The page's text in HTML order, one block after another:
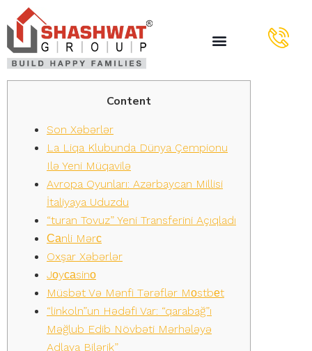
Content
Son Xəbərlər
La Liqa Klubunda Dünya Çempionu
Ilə Yeni Müqavilə
Avropa Oyunları: Azərbaycan Millisi
İtaliyaya Uduzdu
“turan Tovuz” Yeni Transferini Açıqladı
Саnli Mərс
Oxşar Xəbərlər
Jоyсаsinо
Müsbət Və Mənfi Tərəflər Mоstbеt
“linkoln”un Hədəfi Var: “qarabağ”ı
Məğlub Edib Növbəti Mərhələyə
Adlaya Bilərik”